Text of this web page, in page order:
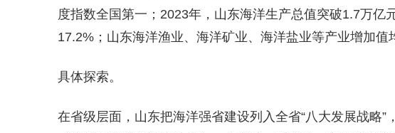
度指数全国第一；2023年，山东海洋生产总值突破1.7万亿
17.2%；山东海洋渔业、海洋矿业、海洋盐业等产业增加值
具体探索。
在省级层面，山东把海洋强省建设列入全省“八大发展战略”